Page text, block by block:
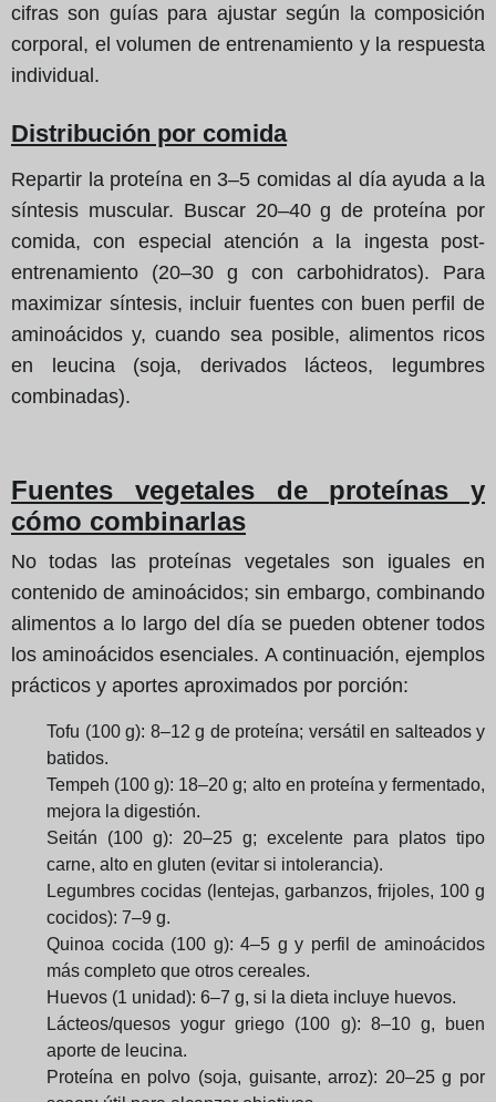
cifras son guías para ajustar según la composición
corporal, el volumen de entrenamiento y la respuesta
individual.
Distribución por comida
Repartir la proteína en 3–5 comidas al día ayuda a la
síntesis muscular. Buscar 20–40 g de proteína por
comida, con especial atención a la ingesta post-
entrenamiento (20–30 g con carbohidratos). Para
maximizar síntesis, incluir fuentes con buen perfil de
aminoácidos y, cuando sea posible, alimentos ricos
en leucina (soja, derivados lácteos, legumbres
combinadas).
Fuentes vegetales de proteínas y
cómo combinarlas
No todas las proteínas vegetales son iguales en
contenido de aminoácidos; sin embargo, combinando
alimentos a lo largo del día se pueden obtener todos
los aminoácidos esenciales. A continuación, ejemplos
prácticos y aportes aproximados por porción:
Tofu (100 g): 8–12 g de proteína; versátil en salteados y
batidos.
Tempeh (100 g): 18–20 g; alto en proteína y fermentado,
mejora la digestión.
Seitán (100 g): 20–25 g; excelente para platos tipo
carne, alto en gluten (evitar si intolerancia).
Legumbres cocidas (lentejas, garbanzos, frijoles, 100 g
cocidos): 7–9 g.
Quinoa cocida (100 g): 4–5 g y perfil de aminoácidos
más completo que otros cereales.
Huevos (1 unidad): 6–7 g, si la dieta incluye huevos.
Lácteos/quesos yogur griego (100 g): 8–10 g, buen
aporte de leucina.
Proteína en polvo (soja, guisante, arroz): 20–25 g por